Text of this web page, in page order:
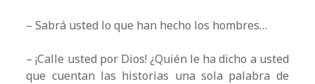
– Sabrá usted lo que han hecho los hombres…
– ¡Calle usted por Dios! ¿Quién le ha dicho a usted
que cuentan las historias una sola palabra de